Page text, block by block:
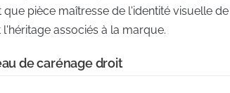
pièce maîtresse de l'identité visuelle
associés à la marque.
de carénage droit